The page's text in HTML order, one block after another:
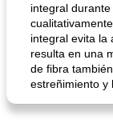
integral
integral evita la
resulta en una
de fibra
estreñimiento y